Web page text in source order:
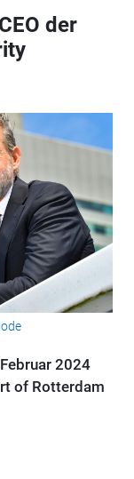
der
2024
of Rotterdam